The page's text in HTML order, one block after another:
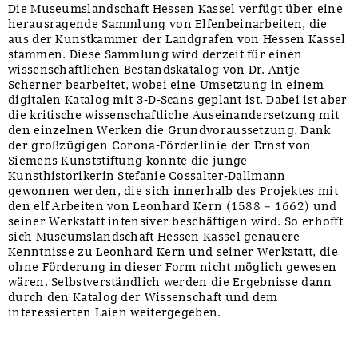
Die Museumslandschaft Hessen Kassel verfügt über eine
herausragende Sammlung von Elfenbeinarbeiten, die
aus der Kunstkammer der Landgrafen von Hessen Kassel
stammen. Diese Sammlung wird derzeit für einen
wissenschaftlichen Bestandskatalog von Dr. Antje
Scherner bearbeitet, wobei eine Umsetzung in einem
digitalen Katalog mit 3-D-Scans geplant ist. Dabei ist aber
die kritische wissenschaftliche Auseinandersetzung mit
den einzelnen Werken die Grundvoraussetzung. Dank
der großzügigen Corona-Förderlinie der Ernst von
Siemens Kunststiftung konnte die junge
Kunsthistorikerin Stefanie Cossalter-Dallmann
gewonnen werden, die sich innerhalb des Projektes mit
den elf Arbeiten von Leonhard Kern (1588 – 1662) und
seiner Werkstatt intensiver beschäftigen wird. So erhofft
sich Museumslandschaft Hessen Kassel genauere
Kenntnisse zu Leonhard Kern und seiner Werkstatt, die
ohne Förderung in dieser Form nicht möglich gewesen
wären. Selbstverständlich werden die Ergebnisse dann
durch den Katalog der Wissenschaft und dem
interessierten Laien weitergegeben.